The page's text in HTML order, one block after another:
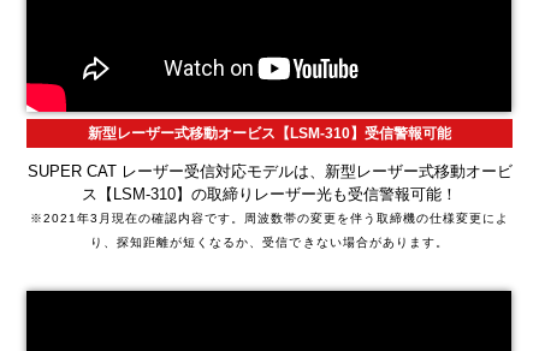
新型レーザー式移動オービス【LSM-310】受信警報可能
SUPER CAT レーザー受信対応モデルは、新型レーザー式移動オービ
ス【LSM-310】の取締りレーザー光も受信警報可能！
※2021年3月現在の確認内容です。周波数帯の変更を伴う取締機の仕様変更によ
り、探知距離が短くなるか、受信できない場合があります。